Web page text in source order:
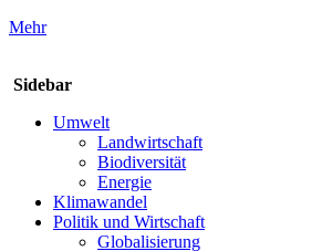
Mehr
Sidebar
Umwelt
Landwirtschaft
Biodiversität
Energie
Klimawandel
Politik und Wirtschaft
Globalisierung